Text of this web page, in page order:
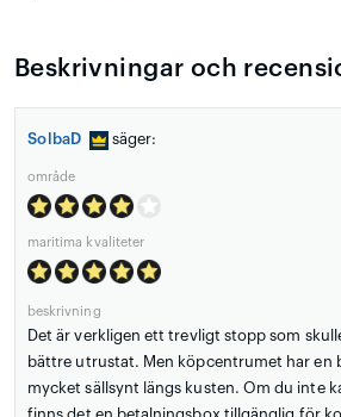
Beskrivningar och
SolbaD säger:
område
maritima kvaliteter
beskrivning
Det är verkligen ett trevligt stopp som
bättre utrustat. Men köpcentrumet har en
mycket sällsynt längs kusten. Om du inte